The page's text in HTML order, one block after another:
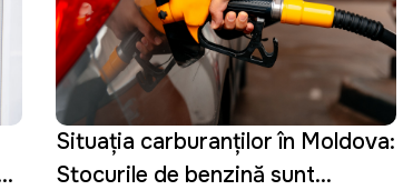
Situația carburanților în Moldova:
Stocurile de benzină sunt